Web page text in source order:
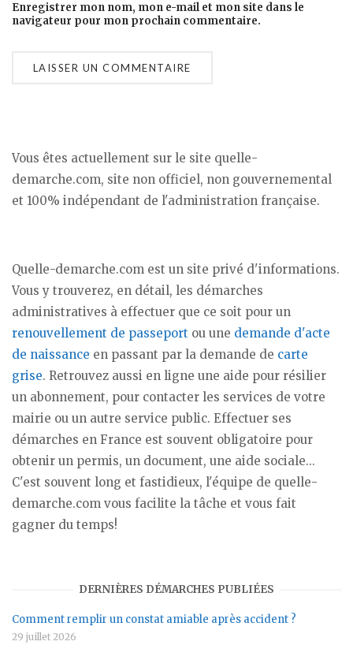
Enregistrer mon nom, mon e-mail et mon site dans le
navigateur pour mon prochain commentaire.
Vous êtes actuellement sur le site quelle-
demarche.com, site non officiel, non gouvernemental
et 100% indépendant de l'administration française.
Quelle-demarche.com est un site privé d'informations.
Vous y trouverez, en détail, les démarches
administratives à effectuer que ce soit pour un
renouvellement de passeport ou une demande d'acte
de naissance en passant par la demande de carte
grise. Retrouvez aussi en ligne une aide pour résilier
un abonnement, pour contacter les services de votre
mairie ou un autre service public. Effectuer ses
démarches en France est souvent obligatoire pour
obtenir un permis, un document, une aide sociale...
C'est souvent long et fastidieux, l'équipe de quelle-
demarche.com vous facilite la tâche et vous fait
gagner du temps!
DERNIÈRES DÉMARCHES PUBLIÉES
Comment remplir un constat amiable après accident ?
29 juillet 2026